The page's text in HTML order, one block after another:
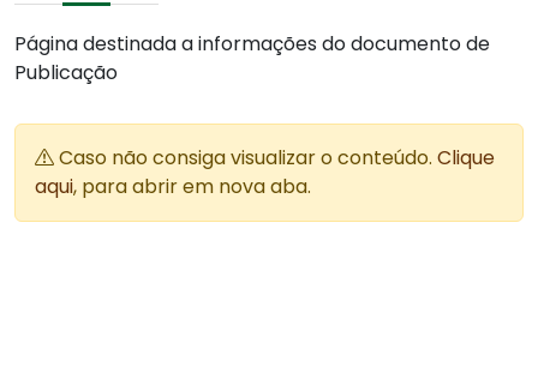
Página destinada a informações do documento de
Publicação
Caso não consiga visualizar o conteúdo. Clique
aqui, para abrir em nova aba.